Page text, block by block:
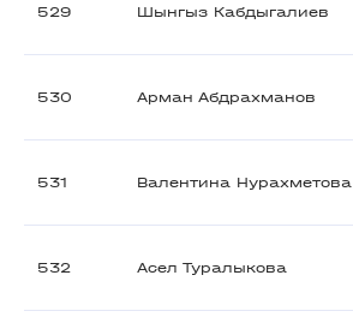
529 Шынгыз Кабдыгалиев
530 Арман Абдрахманов
531 Валентина Нурахметова
532 Асел Туралыкова